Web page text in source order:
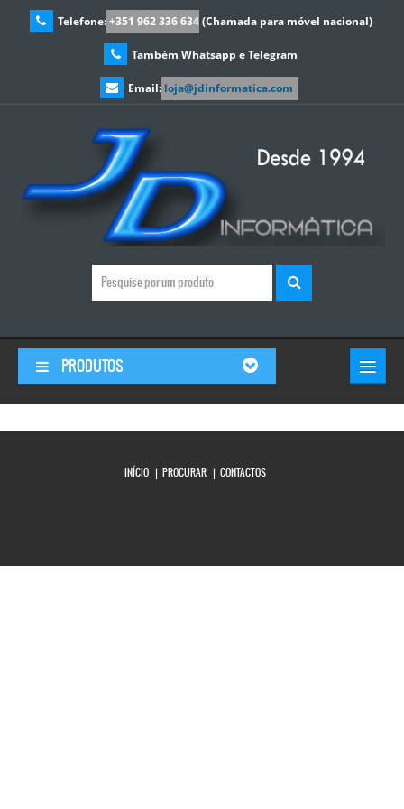
Telefone:+351 962 336 634 (Chamada para móvel nacional)
Também Whatsapp e Telegram
Email: loja@jdinformatica.com
PRODUTOS ≡
Copyright MAXXmarketing Webdesigner GmbH
INÍCIO PROCURAR CONTACTOS